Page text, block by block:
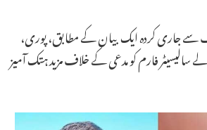
سے جاری کردہ ایک بیان کے مطابق، پوری،
سالیسیٹر فارم کو مدعی کے خلاف مزید ہتک آمیز